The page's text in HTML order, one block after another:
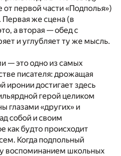
от первой части «Подполья»)
Первая же сцена (в
а вторая — обед с
и углубляет ту же мысль.
— это одно из самых
писателя: дрожащая
иронии достигает здесь
герой целиком
глазами «других» и
собой и своим
как будто происходит
Когда подпольный
воспоминанием школьных